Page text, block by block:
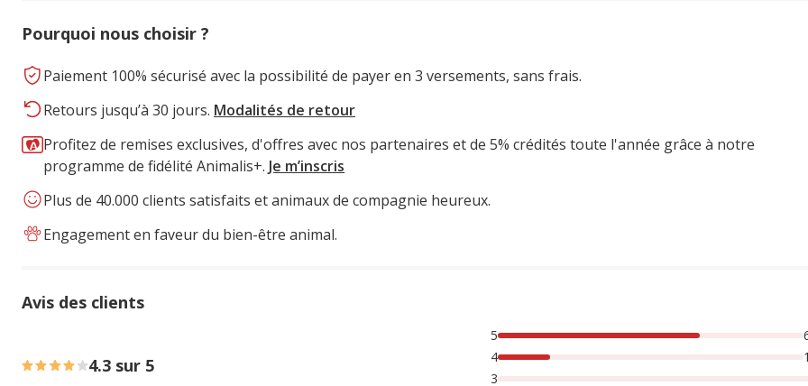
Pourquoi nous choisir ?
Paiement 100% sécurisé avec la possibilité de payer en 3 versements, sans frais.
Retours jusqu’à 30 jours. Modalités de retour
Profitez de remises exclusives, d'offres avec nos partenaires et de 5% crédités toute l'année grâce à notre
programme de fidélité Animalis+. Je m’inscris
Plus de 40.000 clients satisfaits et animaux de compagnie heureux.
Engagement en faveur du bien-être animal.
Avis des clients
4.3 sur 5
66% des personnes lont noté avec {1} étoiles, 17% des personnes lont noté avec {1} étoiles, 17% des personnes lont
5
4
3